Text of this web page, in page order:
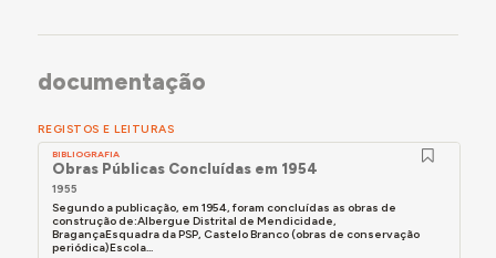
documentação
REGISTOS E LEITURAS
BIBLIOGRAFIA
Obras Públicas Concluídas em 1954
1955
Segundo a publicação, em 1954, foram concluídas as obras de
construção de:Albergue Distrital de Mendicidade,
BragançaEsquadra da PSP, Castelo Branco (obras de conservação
periódica)Escola...